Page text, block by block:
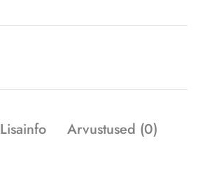
Lisainfo Arvustused (0)